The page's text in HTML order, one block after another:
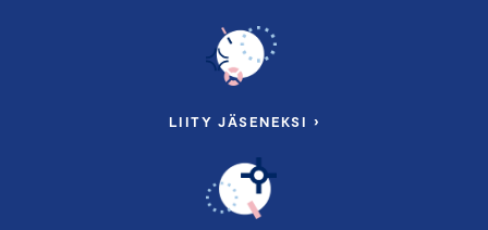
LIITY JÄSENEKSI ›